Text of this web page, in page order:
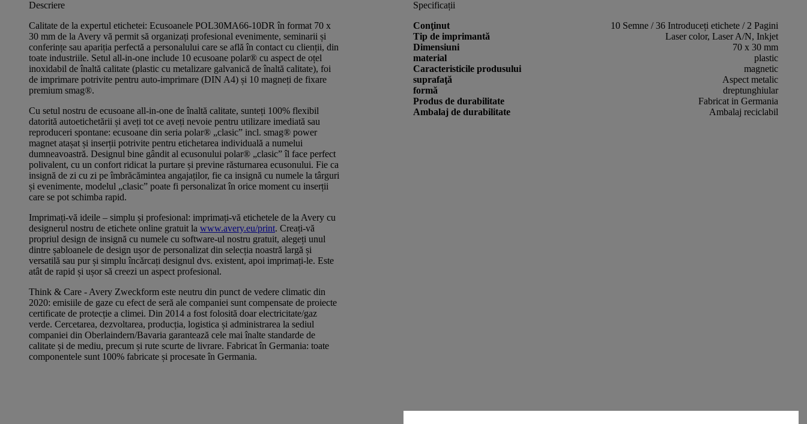
Descriere
Calitate de la expertul etichetei: Ecusoanele POL30MA66-10DR în format 70 x
30 mm de la Avery vă permit să organizați profesional evenimente, seminarii și
conferințe sau apariția perfectă a personalului care se află în contact cu clienții, din
toate industriile. Setul all-in-one include 10 ecusoane polar® cu aspect de oțel
inoxidabil de înaltă calitate (plastic cu metalizare galvanică de înaltă calitate), foi
de imprimare potrivite pentru auto-imprimare (DIN A4) și 10 magneți de fixare
premium smag®.
Cu setul nostru de ecusoane all-in-one de înaltă calitate, sunteți 100% flexibil
datorită autoetichetării și aveți tot ce aveți nevoie pentru utilizare imediată sau
reproduceri spontane: ecusoane din seria polar® „clasic” incl. smag® power
magnet atașat și inserții potrivite pentru etichetarea individuală a numelui
dumneavoastră. Designul bine gândit al ecusonului polar® „clasic” îl face perfect
polivalent, cu un confort ridicat la purtare și previne răsturnarea ecusonului. Fie ca
insignă de zi cu zi pe îmbrăcămintea angajaților, fie ca insignă cu numele la târguri
și evenimente, modelul „clasic” poate fi personalizat în orice moment cu inserții
care se pot schimba rapid.
Imprimați-vă ideile – simplu și profesional: imprimați-vă etichetele de la Avery cu
designerul nostru de etichete online gratuit la www.avery.eu/print. Creați-vă
propriul design de insignă cu numele cu software-ul nostru gratuit, alegeți unul
dintre șabloanele de design ușor de personalizat din selecția noastră largă și
versatilă sau pur și simplu încărcați designul dvs. existent, apoi imprimați-le. Este
atât de rapid și ușor să creezi un aspect profesional.
Think & Care - Avery Zweckform este neutru din punct de vedere climatic din
2020: emisiile de gaze cu efect de seră ale companiei sunt compensate de proiecte
certificate de protecție a climei. Din 2014 a fost folosită doar electricitate/gaz
verde. Cercetarea, dezvoltarea, producția, logistica și administrarea la sediul
companiei din Oberlaindern/Bavaria garantează cele mai înalte standarde de
calitate și de mediu, precum și rute scurte de livrare. Fabricat în Germania: toate
componentele sunt 100% fabricate și procesate în Germania.
Specificații
Conţinut
10 Semne / 36 Introduceți etichete / 2 Pagini
Tip de imprimantă
Laser color, Laser A/N, Inkjet
Dimensiuni
70 x 30 mm
material
plastic
Caracteristicile produsului
magnetic
suprafaţă
Aspect metalic
formă
dreptunghiular
Produs de durabilitate
Fabricat in Germania
Ambalaj de durabilitate
Ambalaj reciclabil